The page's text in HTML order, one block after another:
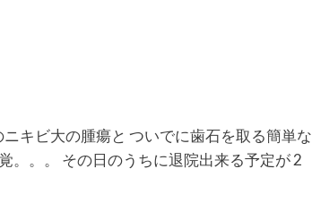
キビ大の腫瘍と ついでに歯石を取る簡単な
。。。 その日のうちに退院出来る予定が 2